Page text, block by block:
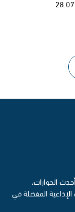
الحوارات،
المفضلة في